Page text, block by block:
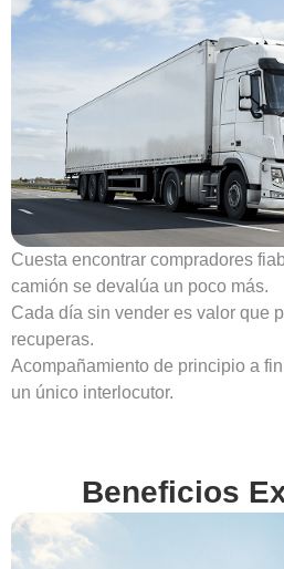
Cuesta encontrar compradores
camión se devalúa un poco más.
Cada día sin vender es valor que
recuperas.
Acompañamiento de principio a
un único interlocutor.
Beneficios
En
VenderMiCamion.com